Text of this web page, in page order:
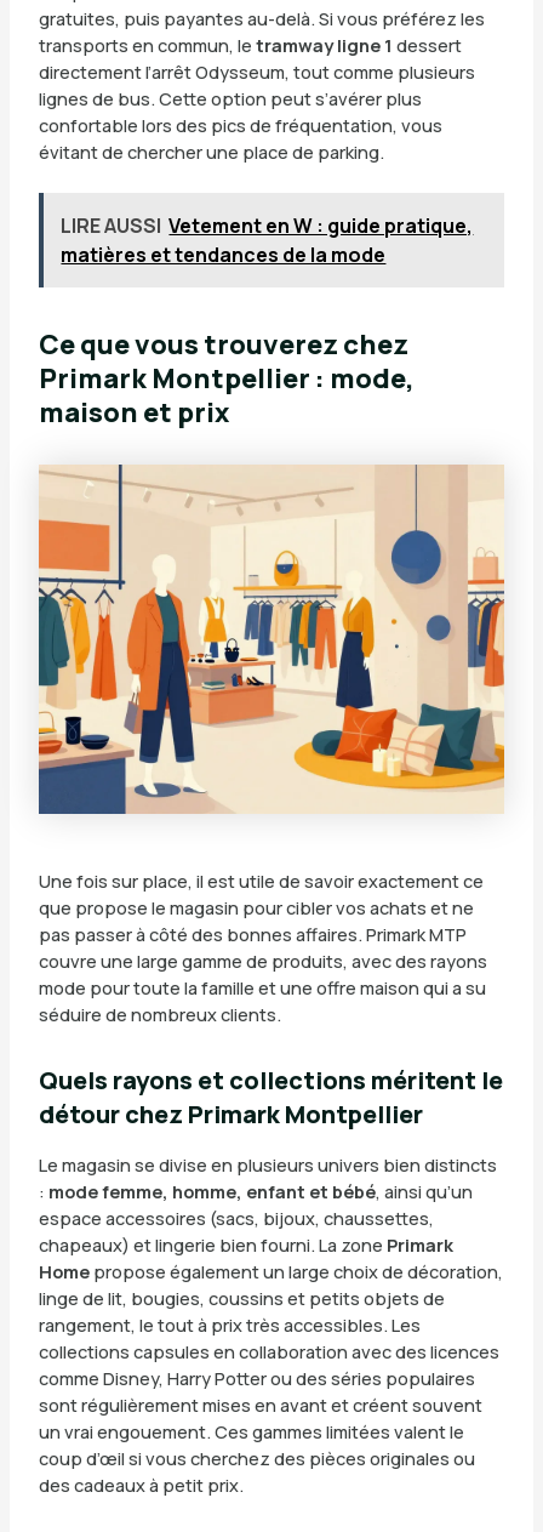
gratuites, puis payantes au-delà. Si vous préférez les
transports en commun, le tramway ligne 1 dessert
directement l’arrêt Odysseum, tout comme plusieurs
lignes de bus. Cette option peut s’avérer plus
confortable lors des pics de fréquentation, vous
évitant de chercher une place de parking.
LIRE AUSSI Vetement en W : guide pratique,
matières et tendances de la mode
Ce que vous trouverez chez
Primark Montpellier : mode,
maison et prix
Une fois sur place, il est utile de savoir exactement ce
que propose le magasin pour cibler vos achats et ne
pas passer à côté des bonnes affaires. Primark MTP
couvre une large gamme de produits, avec des rayons
mode pour toute la famille et une offre maison qui a su
séduire de nombreux clients.
Quels rayons et collections méritent le
détour chez Primark Montpellier
Le magasin se divise en plusieurs univers bien distincts
: mode femme, homme, enfant et bébé, ainsi qu’un
espace accessoires (sacs, bijoux, chaussettes,
chapeaux) et lingerie bien fourni. La zone Primark
Homepropose également un large choix de décoration,
linge de lit, bougies, coussins et petits objets de
rangement, le tout à prix très accessibles. Les
collections capsules en collaboration avec des licences
comme Disney, Harry Potter ou des séries populaires
sont régulièrement mises en avant et créent souvent
un vrai engouement. Ces gammes limitées valent le
coup d’œil si vous cherchez des pièces originales ou
des cadeaux à petit prix.